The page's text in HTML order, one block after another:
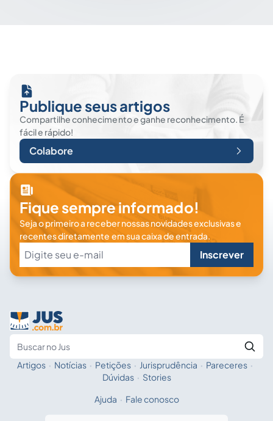
Publique seus artigos
Compartilhe conhecimento e ganhe reconhecimento. É
fácil e rápido!
Colabore
Fique sempre informado!
Seja o primeiro a receber nossas novidades exclusivas e
recentes diretamente em sua caixa de entrada.
Inscrever
Fale com a IA
Artigos · Notícias · Petições · Jurisprudência · Pareceres ·
Dúvidas · Stories
Ajuda · Fale conosco